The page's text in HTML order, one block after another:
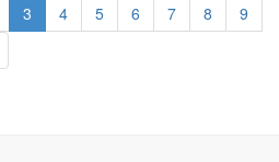
3 4 5 6 7 8
9